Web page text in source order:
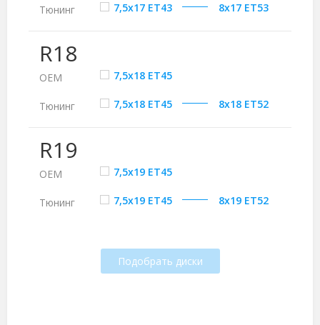
Тюнинг 7,5x17 ET43 8x17 ET53
R18
ОЕМ 7,5x18 ET45
Тюнинг 7,5x18 ET45 8x18 ET52
R19
ОЕМ 7,5x19 ET45
Тюнинг 7,5x19 ET45 8x19 ET52
Подобрать диски